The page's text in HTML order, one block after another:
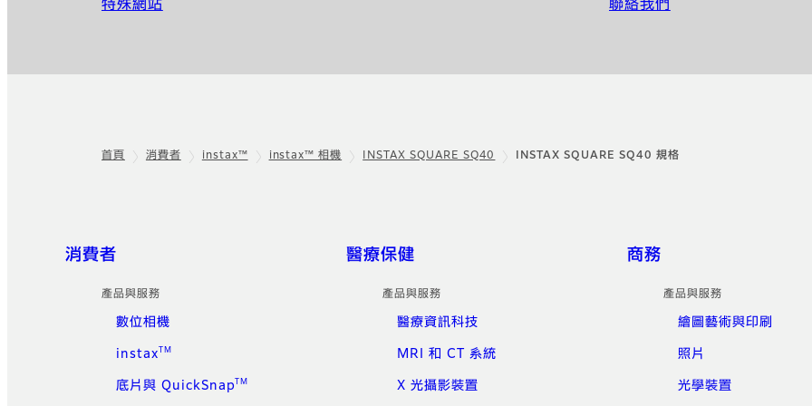
特殊網站 聯絡我們
首頁 消費者 instax™ instax™ 相機 INSTAX SQUARE SQ40 INSTAX SQUARE SQ40 規格
快速連結
消費者
產品與服務
數位相機
instax TM
底片與 QuickSnap TM
醫療保健
產品與服務
醫療資訊科技
MRI 和 CT 系統
X 光攝影裝置
商務
產品與服務
繪圖藝術與印刷
照片
光學裝置